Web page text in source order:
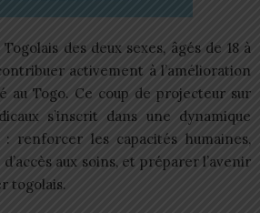
Togolais des deux sexes, âgés de 18 à
activement à l’amélioration
au Togo. Ce coup de projecteur sur
s’inscrit dans une dynamique
renforcer les capacités humaines,
aux soins, et préparer l’avenir
togolais.